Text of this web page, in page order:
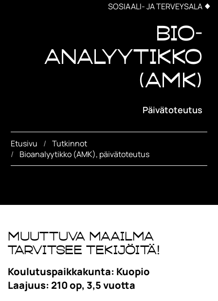
SOSIAALI- JA TERVEYSALA
Bio-
analyytikko
(AMK)
Päivätoteutus
Etusivu
Tutkinnot
Bioanalyytikko (AMK), päivätoteutus
Muuttuva maailma
tarvitsee tekijöitä!
Koulutuspaikkakunta: Kuopio
Laajuus: 210 op, 3,5 vuotta